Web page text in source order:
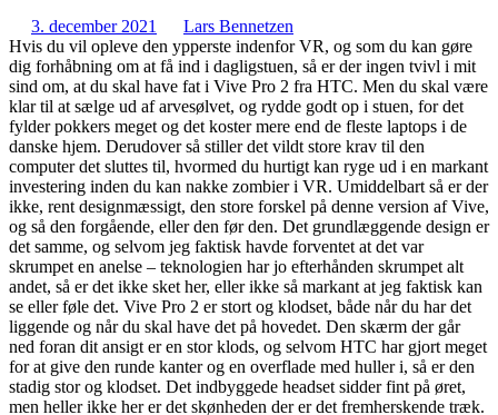
3. december 2021
Lars Bennetzen
Hvis du vil opleve den ypperste indenfor VR, og som du kan gøre
dig forhåbning om at få ind i dagligstuen, så er der ingen tvivl i mit
sind om, at du skal have fat i Vive Pro 2 fra HTC. Men du skal være
klar til at sælge ud af arvesølvet, og rydde godt op i stuen, for det
fylder pokkers meget og det koster mere end de fleste laptops i de
danske hjem. Derudover så stiller det vildt store krav til den
computer det sluttes til, hvormed du hurtigt kan ryge ud i en markant
investering inden du kan nakke zombier i VR. Umiddelbart så er der
ikke, rent designmæssigt, den store forskel på denne version af Vive,
og så den forgående, eller den før den. Det grundlæggende design er
det samme, og selvom jeg faktisk havde forventet at det var
skrumpet en anelse – teknologien har jo efterhånden skrumpet alt
andet, så er det ikke sket her, eller ikke så markant at jeg faktisk kan
se eller føle det. Vive Pro 2 er stort og klodset, både når du har det
liggende og når du skal have det på hovedet. Den skærm der går
ned foran dit ansigt er en stor klods, og selvom HTC har gjort meget
for at give den runde kanter og en overflade med huller i, så er den
stadig stor og klodset. Det indbyggede headset sidder fint på øret,
men heller ikke her er det skønheden der er det fremherskende træk.